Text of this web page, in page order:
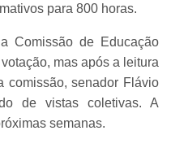
para 800 horas.
Comissão de Educação
mas após a leitura
comissão, senador Flávio
de vistas coletivas. A
semanas.